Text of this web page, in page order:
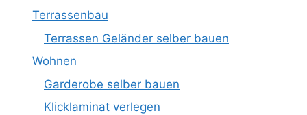
Terrassenbau
Terrassen Geländer selber bauen
Wohnen
Garderobe selber bauen
Klicklaminat verlegen